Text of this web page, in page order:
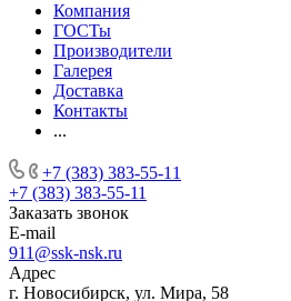
Компания
ГОСТы
Производители
Галерея
Доставка
Контакты
...
+7 (383) 383-55-11
+7 (383) 383-55-11
Заказать звонок
E-mail
911@ssk-nsk.ru
Адрес
г. Новосибирск, ул. Мира, 58